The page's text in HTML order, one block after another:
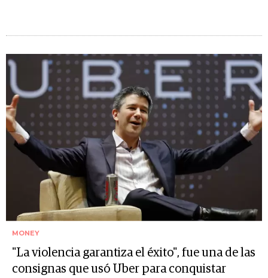
MONEY
"La violencia garantiza el éxito", fue una de las
consignas que usó Uber para conquistar